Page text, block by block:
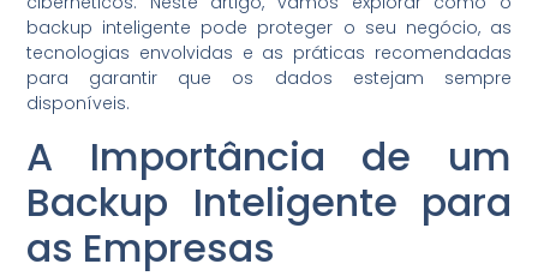
backup inteligente pode proteger o seu negócio, as
tecnologias envolvidas e as práticas recomendadas
para garantir que os dados estejam sempre
disponíveis.
A Importância de um
Backup Inteligente para
as Empresas